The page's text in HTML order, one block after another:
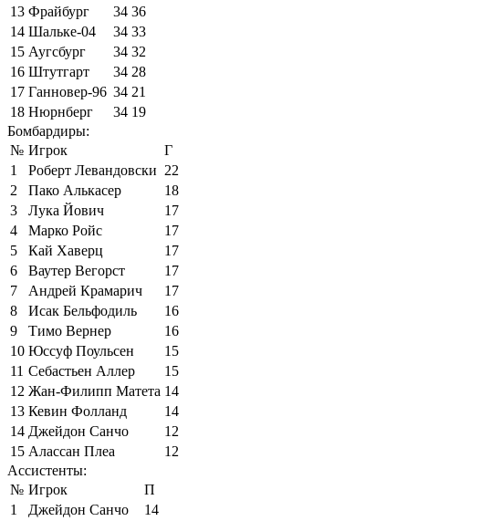
13 Фрайбург 34 36
14 Шальке-04 34 33
15 Аугсбург 34 32
16 Штутгарт 34 28
17 Ганновер-96 34 21
18 Нюрнберг 34 19
Бомбардиры:
№ Игрок
Г
1
Роберт Левандовски 22
2
Пако Алькасер
18
3
Лука Йович
17
4
Марко Ройс
17
5
Кай Хаверц
17
6
Ваутер Вегорст
17
7
Андрей Крамарич
17
8
Исак Бельфодиль
16
9
Тимо Вернер
16
10 Юссуф Поульсен
15
11 Себастьен Аллер
15
12 Жан-Филипп Матета 14
13 Кевин Фолланд
14
14 Джейдон Санчо
12
15 Алассан Плеа
12
Ассистенты:
№ Игрок
П
1
Джейдон Санчо
14